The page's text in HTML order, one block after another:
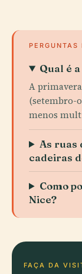
PERGUNTAS
Qual é
A
(setembro-
menos
As ruas
cadeiras
Como
Nice?
FAÇA DA